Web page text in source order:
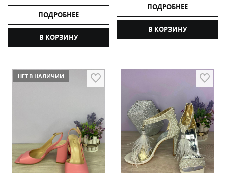
ПОДРОБНЕЕ
В КОРЗИНУ
ПОДРОБНЕЕ
В КОРЗИНУ
НЕТ В НАЛИЧИИ